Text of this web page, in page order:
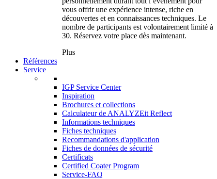
vous offrir une expérience intense, riche en
découvertes et en connaissances techniques. Le
nombre de participants est volontairement limité à
30. Réservez votre place dès maintenant.
Plus
Références
Service
IGP Service Center
Inspiration
Brochures et collections
Calculateur de ANALYZEit Reflect
Informations techniques
Fiches techniques
Recommandations d'application
Fiches de données de sécurité
Certificats
Certified Coater Program
Service-FAQ